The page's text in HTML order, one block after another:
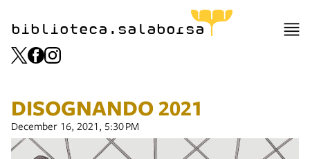
biblioteca.salaborsa
DISOGNANDO 2021
December 16, 2021, 5:30 PM